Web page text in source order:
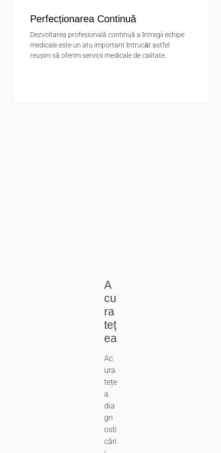
Perfecționarea Continuă
Dezvoltarea profesională continuă a întregii echipe
medicale este un atu important întrucât astfel
reușim să oferim servicii medicale de calitate.
A
cu
ra
teț
ea
Ac
ura
tețe
a
dia
gn
osti
cări